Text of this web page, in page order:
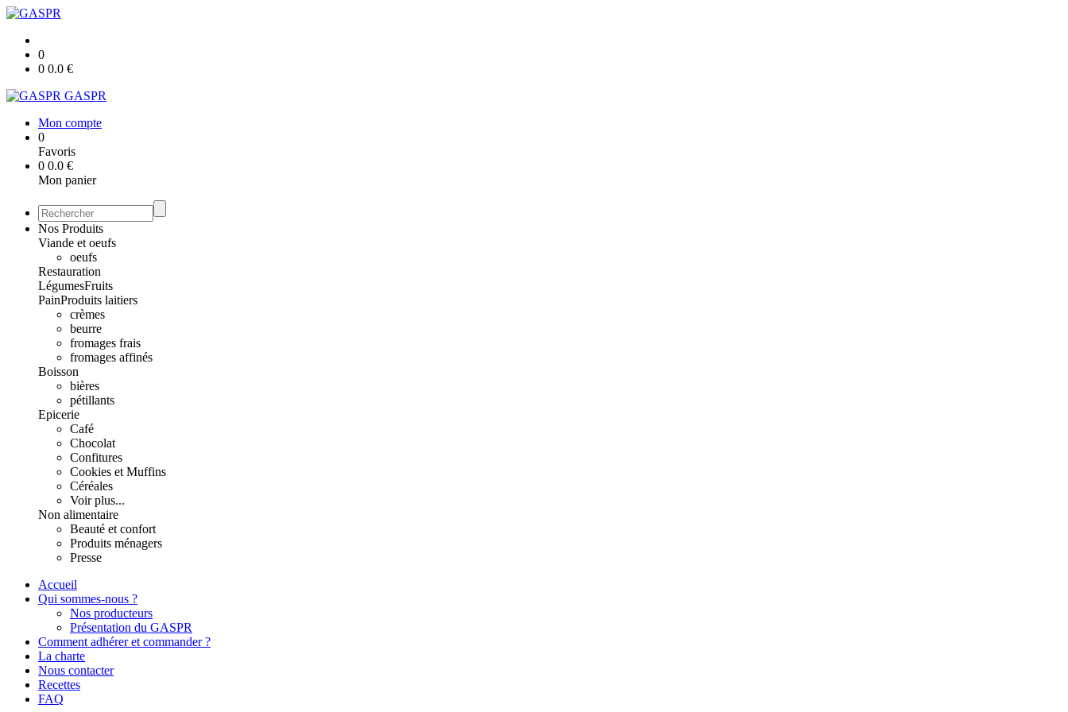
0
0 0.0 €
GASPR
Mon compte
0
Favoris
0 0.0 €
Mon panier
Nos Produits
Viande et oeufs
oeufs
Restauration
LégumesFruits
PainProduits laitiers
crèmes
beurre
fromages frais
fromages affinés
Boisson
bières
pétillants
Epicerie
Café
Chocolat
Confitures
Cookies et Muffins
Céréales
Voir plus...
Non alimentaire
Beauté et confort
Produits ménagers
Presse
Accueil
Qui sommes-nous ?
Nos producteurs
Présentation du GASPR
Comment adhérer et commander ?
La charte
Nous contacter
Recettes
FAQ